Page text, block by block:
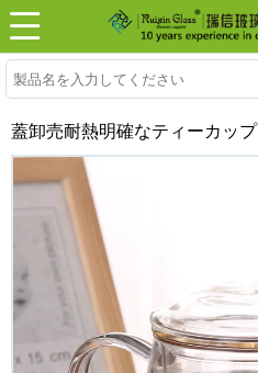
蓋卸売耐熱明確なティーカップ